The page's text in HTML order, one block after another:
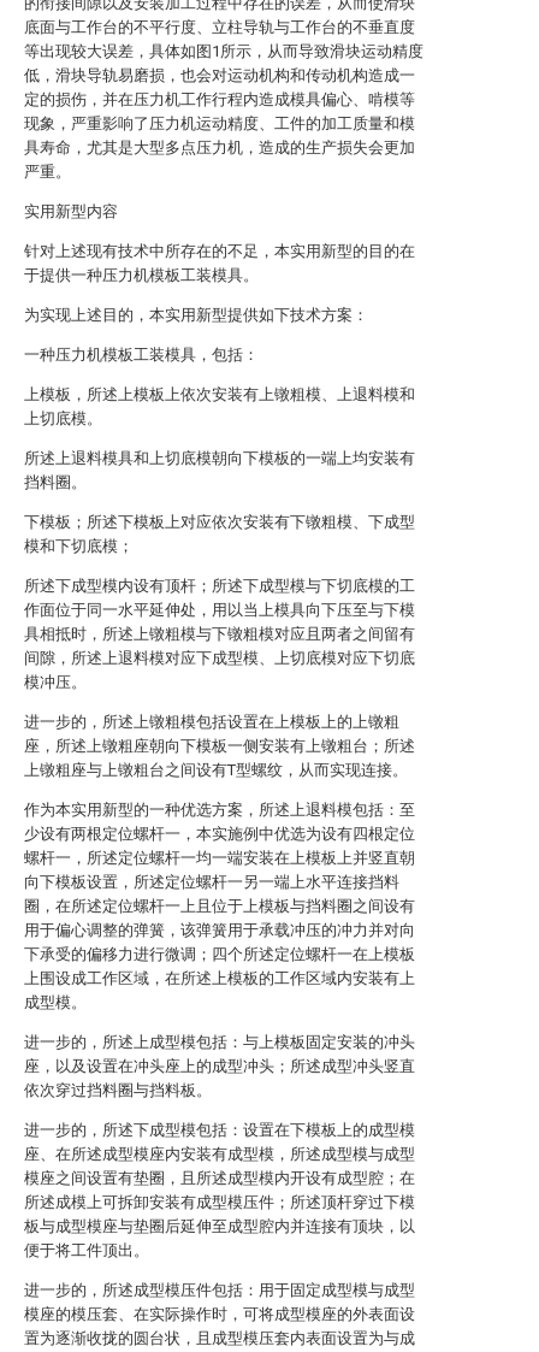
底面与工作台的不平行度、立柱导轨与工作台的不垂直度
等出现较大误差，具体如图1所示，从而导致滑块运动精度
低，滑块导轨易磨损，也会对运动机构和传动机构造成一
定的损伤，并在压力机工作行程内造成模具偏心、啃模等
现象，严重影响了压力机运动精度、工件的加工质量和模
具寿命，尤其是大型多点压力机，造成的生产损失会更加
严重。
实用新型内容
针对上述现有技术中所存在的不足，本实用新型的目的在
于提供一种压力机模板工装模具。
为实现上述目的，本实用新型提供如下技术方案：
一种压力机模板工装模具，包括：
上模板，所述上模板上依次安装有上镦粗模、上退料模和
上切底模。
所述上退料模具和上切底模朝向下模板的一端上均安装有
挡料圈。
下模板；所述下模板上对应依次安装有下镦粗模、下成型
模和下切底模；
所述下成型模内设有顶杆；所述下成型模与下切底模的工
作面位于同一水平延伸处，用以当上模具向下压至与下模
具相抵时，所述上镦粗模与下镦粗模对应且两者之间留有
间隙，所述上退料模对应下成型模、上切底模对应下切底
模冲压。
进一步的，所述上镦粗模包括设置在上模板上的上镦粗
座，所述上镦粗座朝向下模板一侧安装有上镦粗台；所述
上镦粗座与上镦粗台之间设有T型螺纹，从而实现连接。
作为本实用新型的一种优选方案，所述上退料模包括：至
少设有两根定位螺杆一，本实施例中优选为设有四根定位
螺杆一，所述定位螺杆一均一端安装在上模板上并竖直朝
向下模板设置，所述定位螺杆一另一端上水平连接挡料
圈，在所述定位螺杆一上且位于上模板与挡料圈之间设有
用于偏心调整的弹簧，该弹簧用于承载冲压的冲力并对向
下承受的偏移力进行微调；四个所述定位螺杆一在上模板
上围设成工作区域，在所述上模板的工作区域内安装有上
成型模。
进一步的，所述上成型模包括：与上模板固定安装的冲头
座，以及设置在冲头座上的成型冲头；所述成型冲头竖直
依次穿过挡料圈与挡料板。
进一步的，所述下成型模包括：设置在下模板上的成型模
座、在所述成型模座内安装有成型模，所述成型模与成型
模座之间设置有垫圈，且所述成型模内开设有成型腔；在
所述成模上可拆卸安装有成型模压件；所述顶杆穿过下模
板与成型模座与垫圈后延伸至成型腔内并连接有顶块，以
便于将工件顶出。
进一步的，所述成型模压件包括：用于固定成型模与成型
模座的模压套、在实际操作时，可将成型模座的外表面设
置为逐渐收拢的圆台状，且成型模压套内表面设置为与成